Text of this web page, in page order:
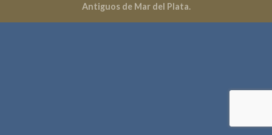
Antiguos de Mar del Plata.